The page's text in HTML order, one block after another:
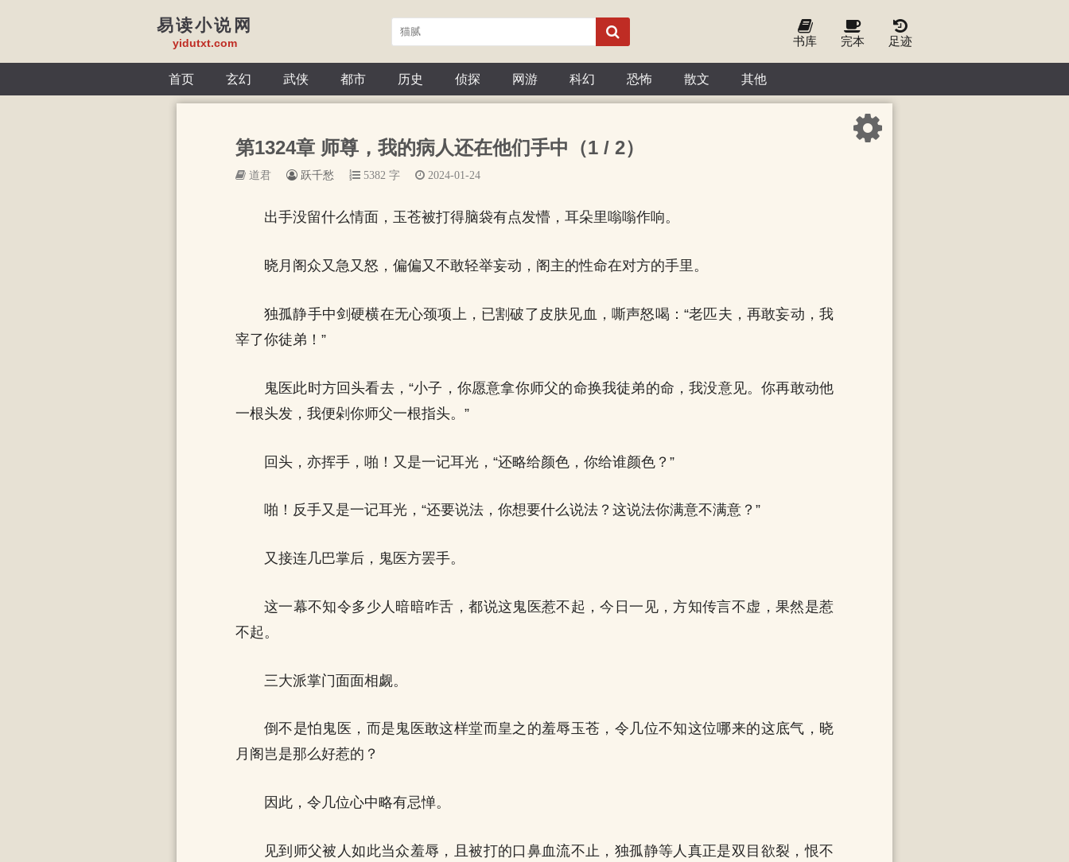
易读小说网
yidutxt.com 书库 完本 足迹
首页 玄幻 武侠 都市 历史 侦探 网游 科幻 恐怖 散文 其他
第1324章 师尊，我的病人还在他们手中（1 / 2）
道君 跃千愁 5382 字 2024-01-24
出手没留什么情面，玉苍被打得脑袋有点发懵，耳朵里嗡嗡作响。
晓月阁众又急又怒，偏偏又不敢轻举妄动，阁主的性命在对方的手里。
独孤静手中剑硬横在无心颈项上，已割破了皮肤见血，嘶声怒喝：“老匹夫，再敢妄动，我
宰了你徒弟！”
鬼医此时方回头看去，“小子，你愿意拿你师父的命换我徒弟的命，我没意见。你再敢动他
一根头发，我便剁你师父一根指头。”
回头，亦挥手，啪！又是一记耳光，“还略给颜色，你给谁颜色？”
啪！反手又是一记耳光，“还要说法，你想要什么说法？这说法你满意不满意？”
又接连几巴掌后，鬼医方罢手。
这一幕不知令多少人暗暗咋舌，都说这鬼医惹不起，今日一见，方知传言不虚，果然是惹
不起。
三大派掌门面面相觑。
倒不是怕鬼医，而是鬼医敢这样堂而皇之的羞辱玉苍，令几位不知这位哪来的这底气，晓
月阁岂是那么好惹的？
因此，令几位心中略有忌惮。
见到师父被人如此当众羞辱，且被打的口鼻血流不止，独孤静等人真正是双目欲裂，恨不